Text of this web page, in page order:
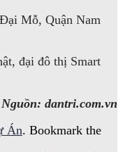
Mỗ, Quận Nam
đại đô thị Smart
Nguồn: dantri.com.vn
Án. Bookmark the